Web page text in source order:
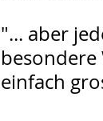
"... aber
besondere
einfach